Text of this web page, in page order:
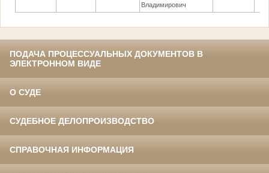
Владимирович
ПОДАЧА ПРОЦЕССУАЛЬНЫХ ДОКУМЕНТОВ В
ЭЛЕКТРОННОМ ВИДЕ
О СУДЕ
СУДЕБНОЕ ДЕЛОПРОИЗВОДСТВО
СПРАВОЧНАЯ ИНФОРМАЦИЯ